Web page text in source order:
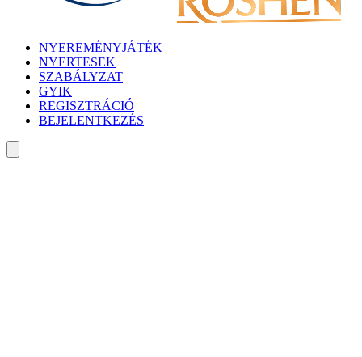
NYEREMÉNYJÁTÉK
NYERTESEK
SZABÁLYZAT
GYIK
REGISZTRÁCIÓ
BEJELENTKEZÉS